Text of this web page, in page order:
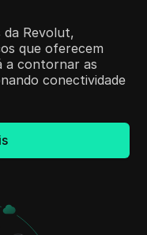
da Revolut,
que oferecem
a contornar as
conectividade